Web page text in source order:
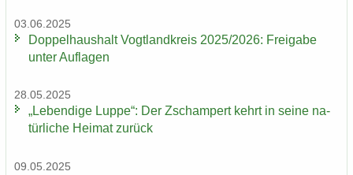
03.06.2025
Dop­pel­haus­halt Vogt­land­kreis 2025/2026: Frei­ga­be
unter Auf­la­gen
28.05.2025
„Le­ben­di­ge Luppe“: Der Zscham­pert kehrt in seine na­
tür­li­che Hei­mat zu­rück
09.05.2025